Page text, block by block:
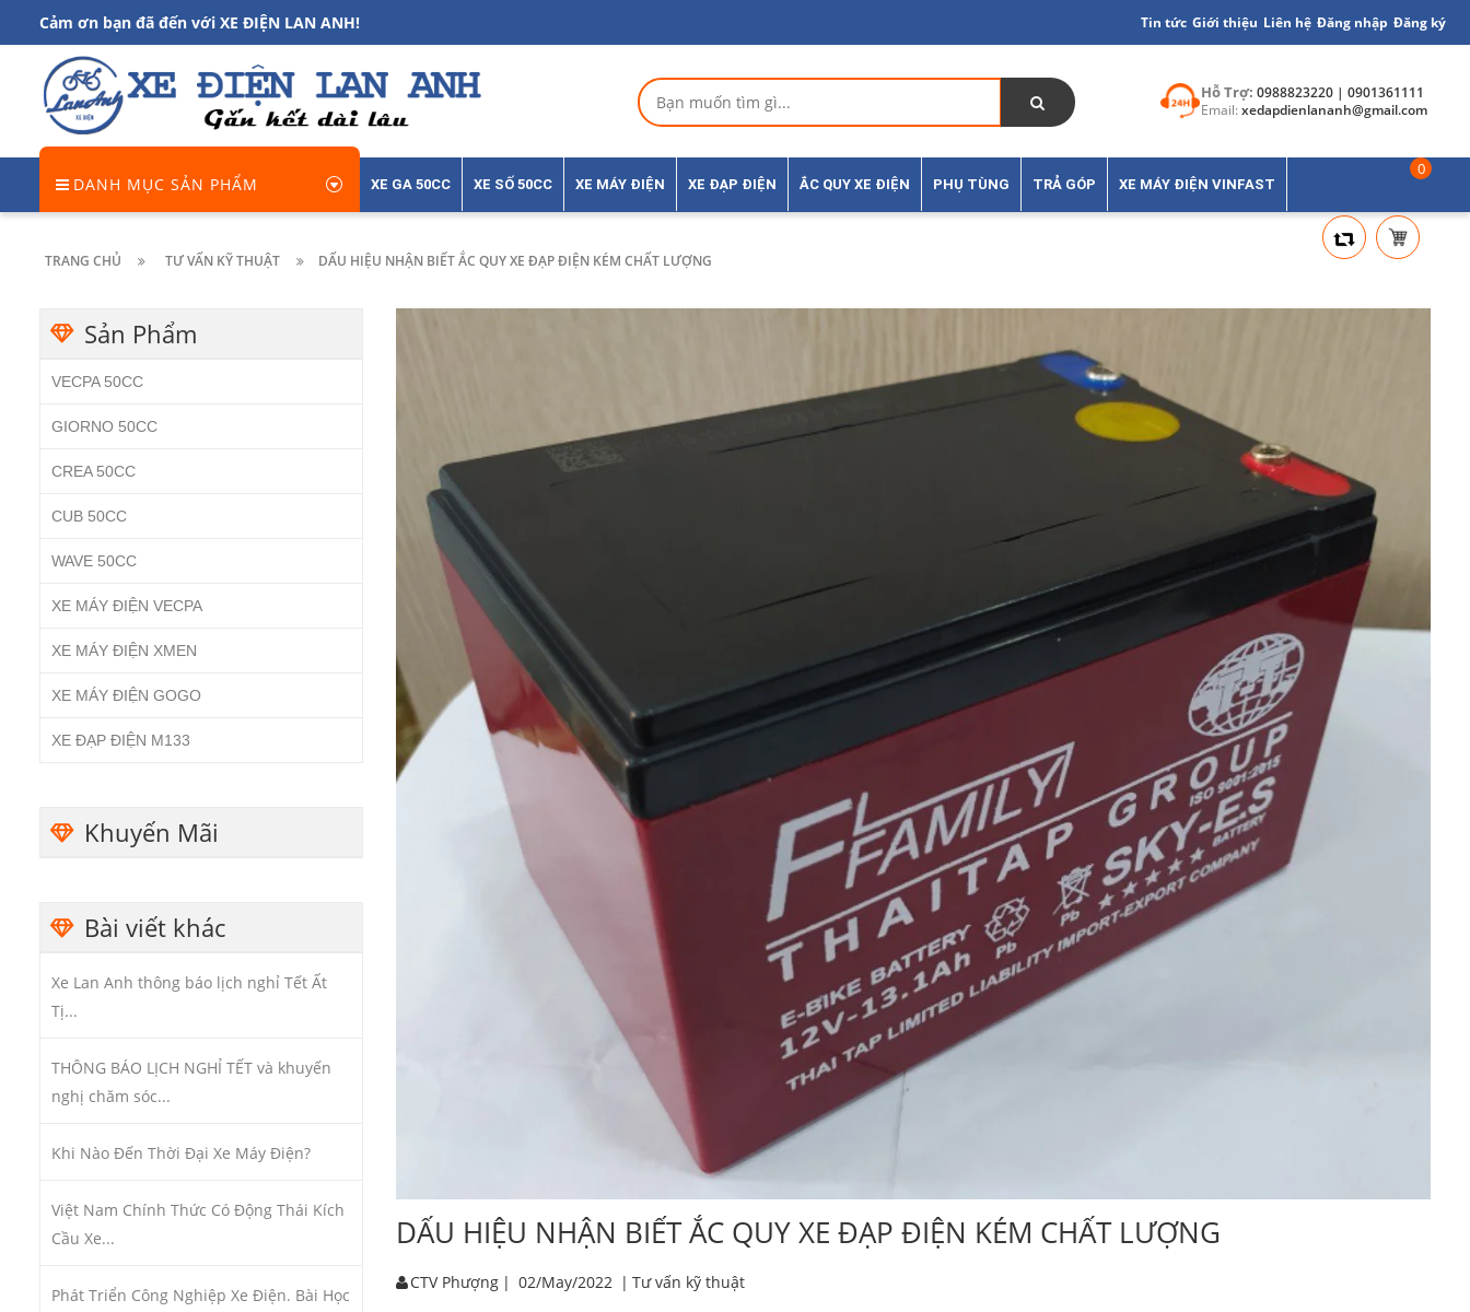
Cảm ơn bạn đã đến với XE ĐIỆN LAN ANH! Tin tức Giới thiệu Liên hệ Đăng nhập Đăng ký
Hỗ Trợ:0988823220 | 0901361111
Email: xedapdienlananh@gmail.com
DANH MỤC SẢN PHẨM XE GA 50CC XE SỐ 50CC XE MÁY ĐIỆN XE ĐẠP ĐIỆN ẮC QUY XE ĐIỆN PHỤ TÙNG TRẢ GÓP XE MÁY ĐIỆN VINFAST
0
TRANG CHỦ TƯ VẤN KỸ THUẬT DẤU HIỆU NHẬN BIẾT ẮC QUY XE ĐẠP ĐIỆN KÉM CHẤT LƯỢNG
Sản Phẩm
VECPA 50CC
GIORNO 50CC
CREA 50CC
CUB 50CC
WAVE 50CC
XE MÁY ĐIỆN VECPA
XE MÁY ĐIỆN XMEN
XE MÁY ĐIỆN GOGO
XE ĐẠP ĐIỆN M133
Khuyến Mãi
Bài viết khác
Xe Lan Anh thông báo lịch nghỉ Tết Ất
Tị...
THÔNG BÁO LỊCH NGHỈ TẾT và khuyến
nghị chăm sóc...
Khi Nào Đến Thời Đại Xe Máy Điện?
Việt Nam Chính Thức Có Động Thái Kích
Cầu Xe...
Phát Triển Công Nghiệp Xe Điện. Bài Học
DẤU HIỆU NHẬN BIẾT ẮC QUY XE ĐẠP ĐIỆN KÉM CHẤT LƯỢNG
CTV Phượng | 02/May/2022 | Tư vấn kỹ thuật